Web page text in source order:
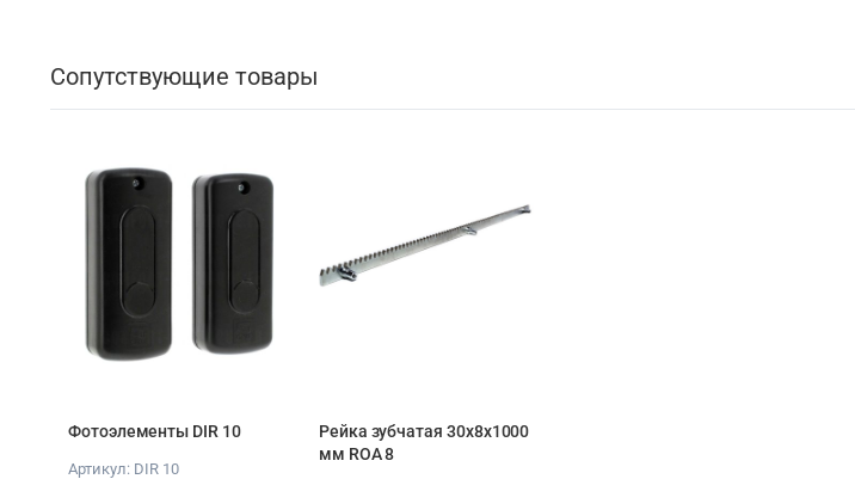
Сопутствующие товары
Фотоэлементы DIR 10
Артикул: DIR 10
Рейка зубчатая 30х8х1000
мм ROA 8